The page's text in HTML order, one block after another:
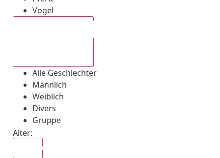
Vogel
Alle Geschlechter
Männlich
Weiblich
Divers
Gruppe
Alter: